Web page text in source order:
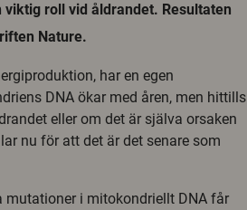
roll vid åldrandet. Resultaten
Nature.
har en egen
DNA ökar med åren, men hittills
eller om det är själva orsaken
nu för att det är det senare som
i mitokondriellt DNA får